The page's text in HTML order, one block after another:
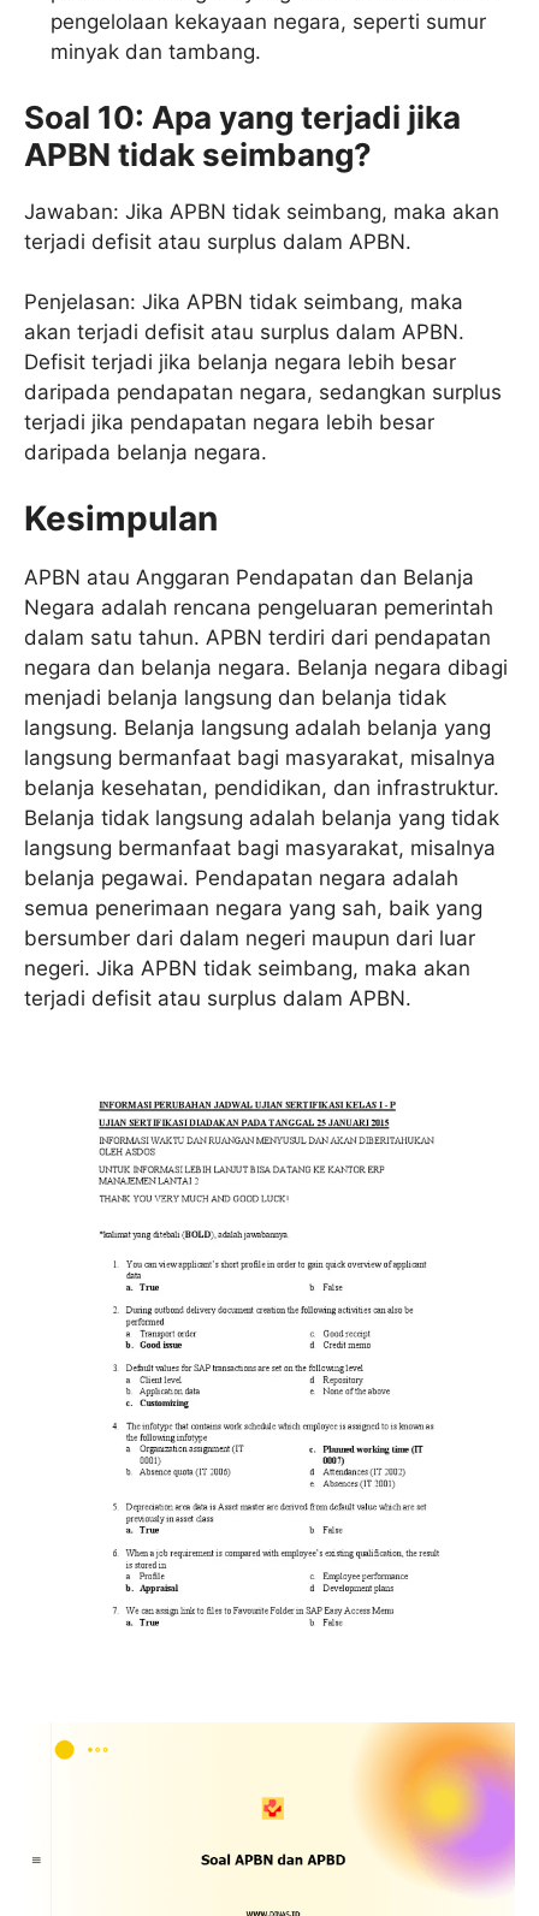
pengelolaan kekayaan negara, seperti sumur
minyak dan tambang.
Soal 10: Apa yang terjadi jika
APBN tidak seimbang?
Jawaban: Jika APBN tidak seimbang, maka akan
terjadi defisit atau surplus dalam APBN.
Penjelasan: Jika APBN tidak seimbang, maka
akan terjadi defisit atau surplus dalam APBN.
Defisit terjadi jika belanja negara lebih besar
daripada pendapatan negara, sedangkan surplus
terjadi jika pendapatan negara lebih besar
daripada belanja negara.
Kesimpulan
APBN atau Anggaran Pendapatan dan Belanja
Negara adalah rencana pengeluaran pemerintah
dalam satu tahun. APBN terdiri dari pendapatan
negara dan belanja negara. Belanja negara dibagi
menjadi belanja langsung dan belanja tidak
langsung. Belanja langsung adalah belanja yang
langsung bermanfaat bagi masyarakat, misalnya
belanja kesehatan, pendidikan, dan infrastruktur.
Belanja tidak langsung adalah belanja yang tidak
langsung bermanfaat bagi masyarakat, misalnya
belanja pegawai. Pendapatan negara adalah
semua penerimaan negara yang sah, baik yang
bersumber dari dalam negeri maupun dari luar
negeri. Jika APBN tidak seimbang, maka akan
terjadi defisit atau surplus dalam APBN.